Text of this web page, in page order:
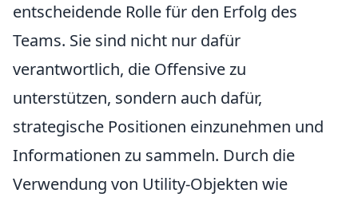
entscheidende Rolle für den Erfolg des
Teams. Sie sind nicht nur dafür
verantwortlich, die Offensive zu
unterstützen, sondern auch dafür,
strategische Positionen einzunehmen und
Informationen zu sammeln. Durch die
Verwendung von Utility-Objekten wie